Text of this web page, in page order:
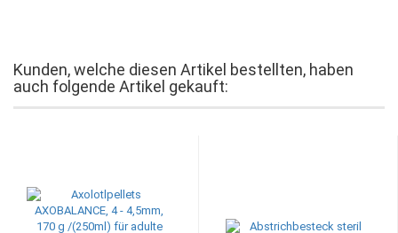
Kunden, welche diesen Artikel bestellten, haben
auch folgende Artikel gekauft: